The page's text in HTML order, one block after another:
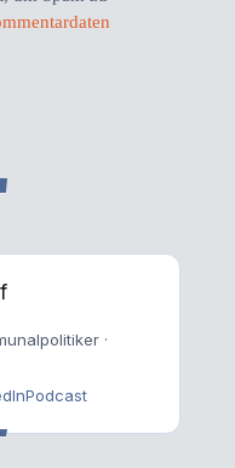
·
Podcast